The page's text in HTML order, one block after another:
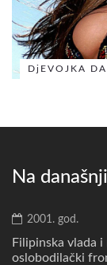
DjEVOJKA
Na
2001. god.
Filipinska vlada
oslobodilački